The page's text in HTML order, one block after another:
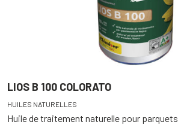
LIOS B 100 COLORATO
HUILES NATURELLES
Huile de traitement naturelle pour parquets